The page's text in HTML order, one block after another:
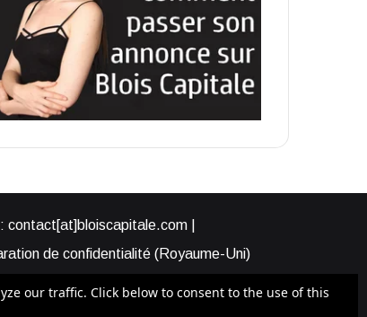
|
de confidentialité (Royaume-Uni)
our traffic. Click below to consent to the use of this